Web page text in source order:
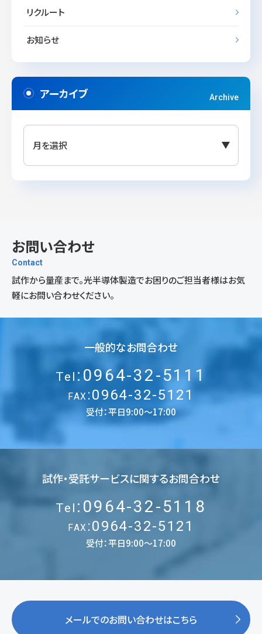
リクルート
お知らせ
アーカイブ Archive
お問い合わせ
Contact
試作から量産まで。光半導体製造でお困りのご担当者様はお気
軽にお問い合わせください。
一般的なお問合わせ
Tel :0964-32-5111
FAX :0964-32-5121
受付：平日9:00〜17:00
試作・受託サービスに関するお問合わせ
Tel :0964-32-5118
FAX :0964-32-5121
受付：平日9:00〜17:00
メールでのお問い合わせはこちら